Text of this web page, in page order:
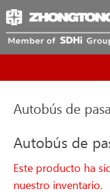
Autobús de
Autobús de
Este producto ha
nuestro inventario.